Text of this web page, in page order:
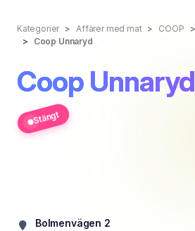
Kategorier Affärer med mat COOP
Coop Unnaryd
Coop Unnaryd
Stängt
Bolmenvägen 2